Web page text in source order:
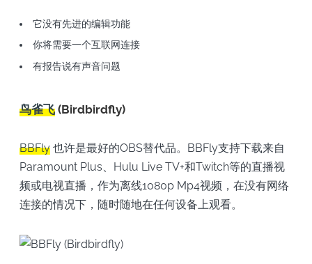
它没有先进的编辑功能
你将需要一个互联网连接
有报告说有声音问题
鸟雀飞(Birdbirdfly)
BBFly也许是最好的OBS替代品。BBFly支持下载来自
Paramount Plus、Hulu Live TV+和Twitch等的直播视
频或电视直播，作为离线1080p Mp4视频，在没有网络
连接的情况下，随时随地在任何设备上观看。